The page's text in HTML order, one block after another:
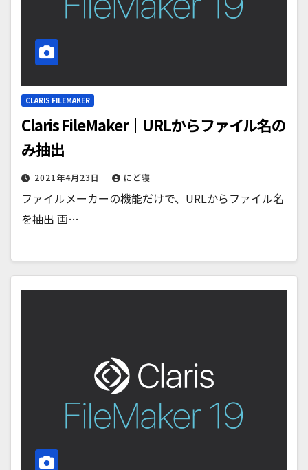
CLARIS FILEMAKER
Claris FileMaker｜URLからファイル名の
み抽出
2021年4月23日 にど寝
ファイルメーカーの機能だけで、URLからファイル名
を抽出 画…